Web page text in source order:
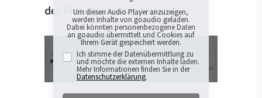
der Früherkennung helfen?
Um diesen Audio Player anzuzeigen,
werden Inhalte von goaudio geladen.
Dabei könnten personenbezogene Daten
an goaudio übermittelt und Cookies auf
Ihrem Gerät gespeichert werden.
Ich stimme der Datenübermittlung zu
und möchte die externen Inhalte laden.
Mehr Informationen finden Sie in der
Datenschutzerklärung.